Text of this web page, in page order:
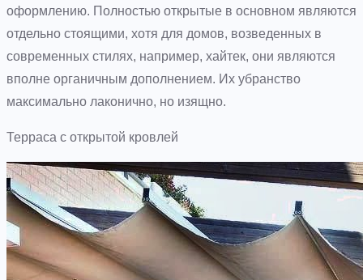
оформлению. Полностью открытые в основном являются
отдельно стоящими, хотя для домов, возведенных в
современных стилях, например, хайтек, они являются
вполне органичным дополнением. Их убранство
максимально лаконично, но изящно.
Терраса с открытой кровлей